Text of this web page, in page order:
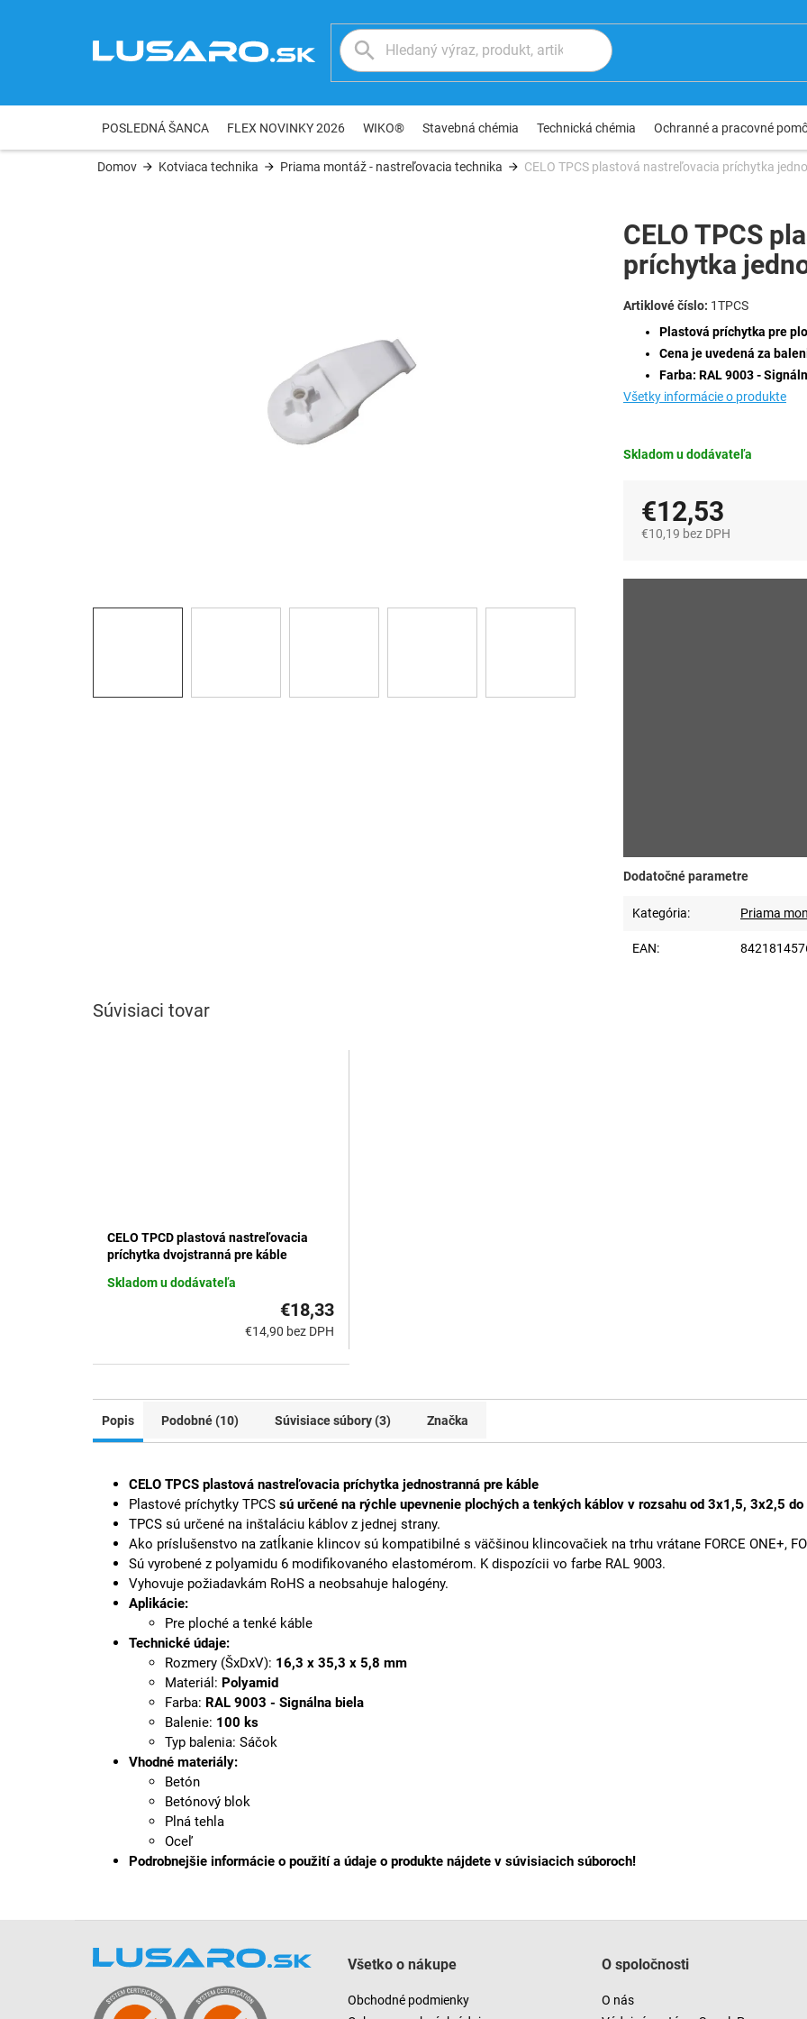
POSLEDNÁ ŠANCA FLEX NOVINKY 2026 WIKO® Stavebná chémia Technická chémia Ochranné a pracovné
Domov Kotviaca technika Priama montáž - nastreľovacia technika CELO TPCS plastová nastreľovacia príchytka
Skladom u dodávateľa
Plastová príchytka pre
Cena je uvedená za
Farba: RAL 9003 -
Všetky informácie o produkte
Dodatočné parametre
Kategória: Priama
EAN:
CELO TPCS
príchytka
1TPCS
€12,53
€10,19 bez DPH
Súvisiaci tovar
CELO TPCD plastová nastreľovacia
príchytka dvojstranná pre káble
Skladom u dodávateľa
€14,90 bez DPH
€18,33
Popis Podobné (10) Súvisiace súbory (3) Značka
CELO TPCS plastová nastreľovacia príchytka jednostranná pre káble
Plastové príchytky TPCS sú určené na rýchle upevnenie plochých a tenkých káblov v rozsahu od 3x1,5, 3x2,5
TPCS sú určené na inštaláciu káblov z jednej strany.
Ako príslušenstvo na zatĺkanie klincov sú kompatibilné s väčšinou klincovačiek na trhu vrátane FORCE ONE+,
Sú vyrobené z polyamidu 6 modifikovaného elastomérom. K dispozícii vo farbe RAL 9003.
Vyhovuje požiadavkám RoHS a neobsahuje halogény.
Aplikácie:
Pre ploché a tenké káble
Technické údaje:
Rozmery (ŠxDxV): 16,3 x 35,3 x 5,8 mm
Materiál: Polyamid
Farba: RAL 9003 - Signálna biela
Balenie: 100 ks
Typ balenia: Sáčok
Vhodné materiály:
Betón
Betónový blok
Plná tehla
Oceľ
Podrobnejšie informácie o použití a údaje o produkte nájdete v súvisiacich súboroch!
Všetko o nákupe
Obchodné podmienky
O spoločnosti
O nás